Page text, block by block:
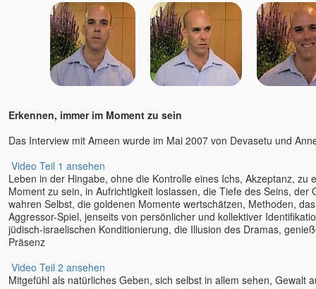
Erkennen, immer im Moment zu sein
Das Interview mit Ameen wurde im Mai 2007 von Devasetu und
Video Teil 1 ansehen
Leben in der Hingabe, ohne die Kontrolle eines Ichs, Akzeptanz, zu
Moment zu sein, in Aufrichtigkeit loslassen, die Tiefe des Seins, der
wahren Selbst, die goldenen Momente wertschätzen, Methoden,
Aggressor-Spiel, jenseits von persönlicher und kollektiver
jüdisch-israelischen Konditionierung, die Illusion des Dramas,
Präsenz
Video Teil 2 ansehen
Mitgefühl als natürliches Geben, sich selbst in allem sehen, Gewalt